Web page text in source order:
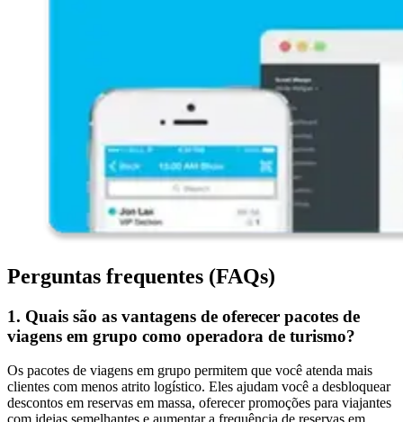
Perguntas frequentes (FAQs)
1. Quais são as vantagens de oferecer pacotes de
viagens em grupo como operadora de turismo?
Os pacotes de viagens em grupo permitem que você atenda mais
clientes com menos atrito logístico. Eles ajudam você a desbloquear
descontos em reservas em massa, oferecer promoções para viajantes